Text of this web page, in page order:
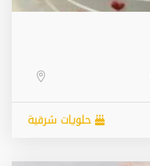
حلويات شرقية